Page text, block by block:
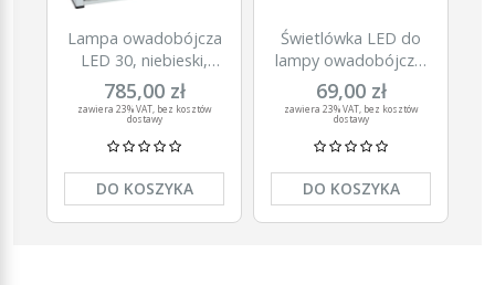
Lampa owadobójcza
LED 30, niebieski,
Halley
785,00 zł
zawiera 23% VAT, bez kosztów
dostawy
DO KOSZYKA
Świetlówka LED do
lampy owadobójczej
LED 40, niebieska,
Halley
69,00 zł
zawiera 23% VAT, bez kosztów
dostawy
DO KOSZYKA